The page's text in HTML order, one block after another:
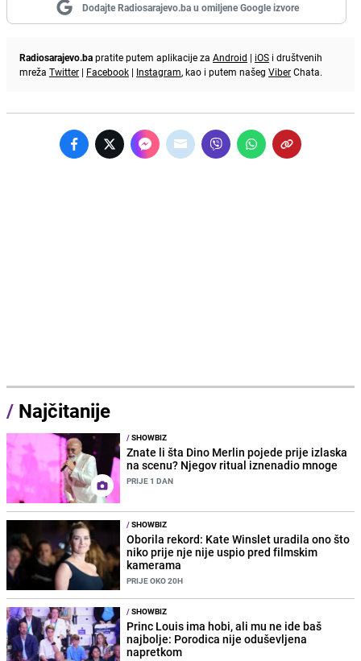
Dodajte Radiosarajevo.ba u omiljene Google izvore
Radiosarajevo.bapratite putem aplikacije za Android | iOS i društvenih
mreža Twitter | Facebook | Instagram, kao i putem našeg ViberChata.
/ Najčitanije
/SHOWBIZ
Znate li šta Dino Merlin pojede prije izlaska
na scenu? Njegov ritual iznenadio mnoge
PRIJE 1 DAN
/SHOWBIZ
Oborila rekord: Kate Winslet uradila ono što
niko prije nje nije uspio pred filmskim
kamerama
PRIJE OKO 20H
/SHOWBIZ
Princ Louis ima hobi, ali mu ne ide baš
najbolje: Porodica nije oduševljena
napretkom